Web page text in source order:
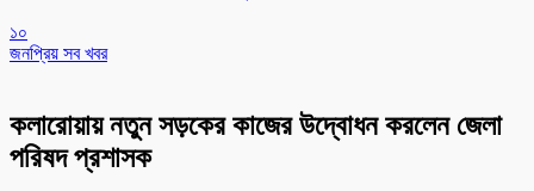
১০
জনপ্রিয় সব খবর
কলারোয়ায় নতুন সড়কের কাজের উদ্বোধন করলেন জেলা
পরিষদ প্রশাসক